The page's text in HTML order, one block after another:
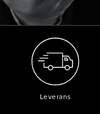
Leverans